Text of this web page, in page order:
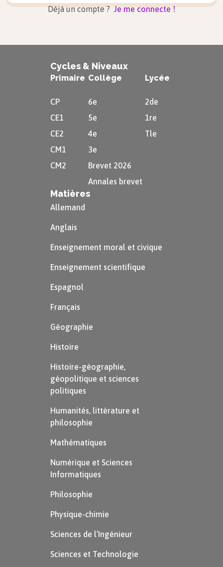
Déjà un compte ? Je me connecte !
Cycles & Niveaux
Primaire
CP
CE1
CE2
CM1
CM2
Collège
6e
5e
4e
3e
Brevet 2026
Annales brevet
Lycée
2de
1re
Tle
Matières
Allemand
Anglais
Enseignement moral et civique
Enseignement scientifique
Espagnol
Français
Géographie
Histoire
Histoire-géographie,
géopolitique et sciences
politiques
Humanités, littérature et
philosophie
Mathématiques
Numérique et Sciences
Informatiques
Philosophie
Physique-chimie
Sciences de l’Ingénieur
Sciences et Technologie